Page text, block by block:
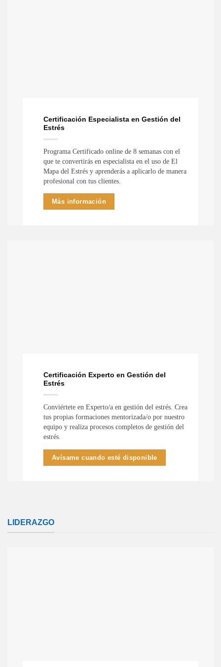
Certificación Especialista en Gestión del
Estrés
Programa Certificado online de 8 semanas con el
que te convertirás en especialista en el uso de El
Mapa del Estrés y aprenderás a aplicarlo de manera
profesional con tus clientes.
Más información
Certificación Experto en Gestión del
Estrés
Conviértete en Experto/a en gestión del estrés. Crea
tus propias formaciones mentorizada/o por nuestro
equipo y realiza procesos completos de gestión del
estrés.
Avísame cuando esté disponible
LIDERAZGO